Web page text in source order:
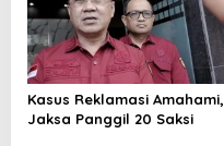
Kasus Reklamasi Amahami,
Jaksa Panggil 20 Saksi